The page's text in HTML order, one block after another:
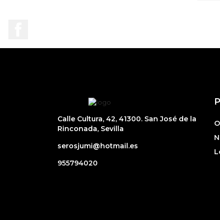
Calle Cultura, 42, 41300. San José de la
Rinconada, Sevilla
serosjumi@hotmail.es
955794020